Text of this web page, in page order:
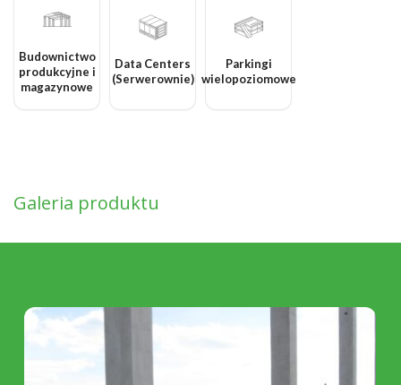
Budownictwo
produkcyjne i
magazynowe
Data Centers
(Serwerownie)
Parkingi
wielopoziomowe
Galeria produktu